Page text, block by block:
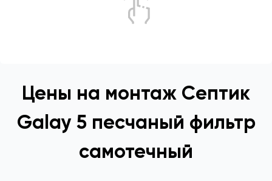
Цены на монтаж Септик
Galay 5 песчаный фильтр
самотечный